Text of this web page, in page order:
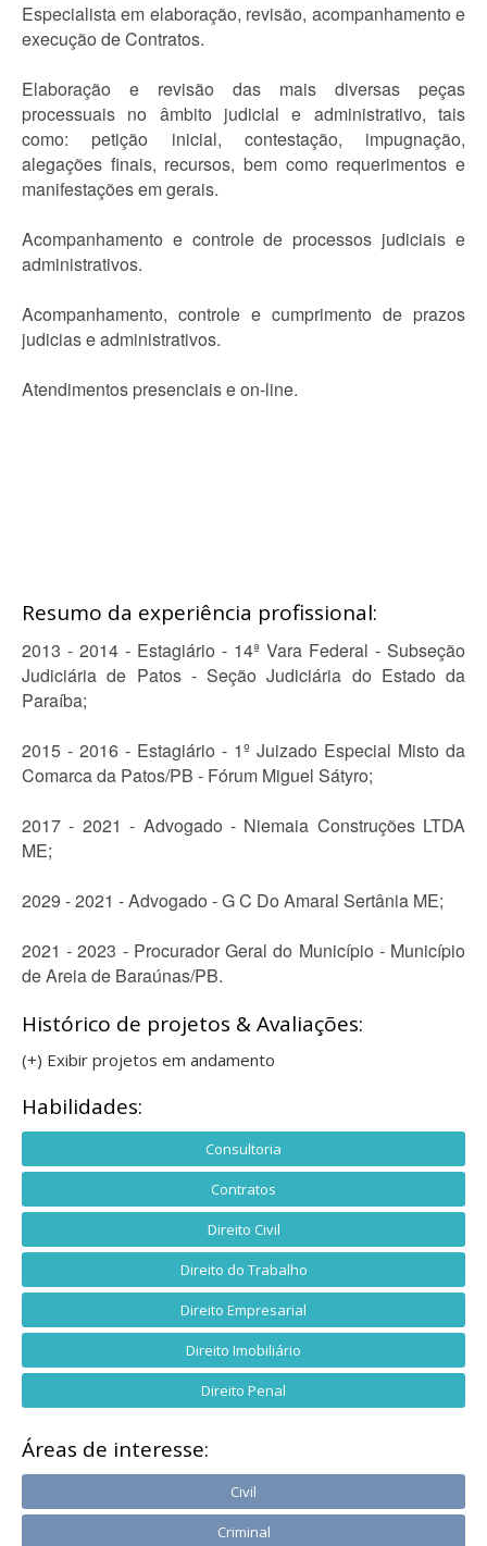
Especialista em elaboração, revisão, acompanhamento e
execução de Contratos.
Elaboração e revisão das mais diversas peças
processuais no âmbito judicial e administrativo, tais
como: petição inicial, contestação, impugnação,
alegações finais, recursos, bem como requerimentos e
manifestações em gerais.
Acompanhamento e controle de processos judiciais e
administrativos.
Acompanhamento, controle e cumprimento de prazos
judicias e administrativos.
Atendimentos presenciais e on-line.
Resumo da experiência profissional:
2013 - 2014 - Estagiário - 14ª Vara Federal - Subseção
Judiciária de Patos - Seção Judiciária do Estado da
Paraíba;
2015 - 2016 - Estagiário - 1º Juizado Especial Misto da
Comarca da Patos/PB - Fórum Miguel Sátyro;
2017 - 2021 - Advogado - Niemaia Construções LTDA
ME;
2029 - 2021 - Advogado - G C Do Amaral Sertânia ME;
2021 - 2023 - Procurador Geral do Município - Município
de Areia de Baraúnas/PB.
Histórico de projetos & Avaliações:
(+) Exibir projetos em andamento
Habilidades:
Consultoria
Contratos
Direito Civil
Direito do Trabalho
Direito Empresarial
Direito Imobiliário
Direito Penal
Áreas de interesse:
Civil
Criminal